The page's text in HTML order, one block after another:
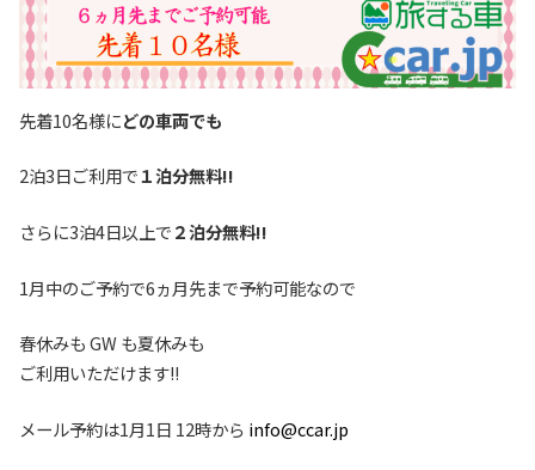
先着10名様にどの車両でも
2泊3日ご利用で１泊分無料!!
さらに3泊4日以上で２泊分無料!!
1月中のご予約で6ヵ月先まで予約可能なので
春休みも GW も夏休みも
ご利用いただけます!!
メール予約は1月1日 12時から info@ccar.jp